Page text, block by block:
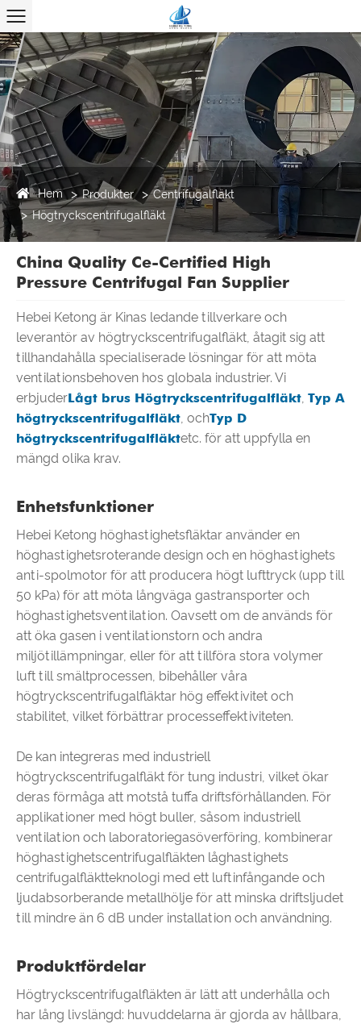
Hem Produkter
Centrifugalfläkt
Högtryckscentrifugalfläkt
China Quality Ce-Certified High
Pressure Centrifugal Fan Supplier
Hebei Ketong är Kinas ledande tillverkare och
leverantör av högtryckscentrifugalfläkt, åtagit sig att
tillhandahålla specialiserade lösningar för att möta
ventilationsbehoven hos globala industrier. Vi
erbjuderLågt brus Högtryckscentrifugalfläkt Typ A
högtryckscentrifugalfläkt , ochTyp D
högtryckscentrifugalfläktetc. för att uppfylla en
mängd olika krav.
Enhetsfunktioner
Hebei Ketong höghastighetsfläktar använder en
höghastighetsroterande design och en höghastighets
anti-spolmotor för att producera högt lufttryck (upp till
50 kPa) för att möta långväga gastransporter och
höghastighetsventilation. Oavsett om de används för
att öka gasen i ventilationstorn och andra
miljötillämpningar, eller för att tillföra stora volymer
luft till smältprocessen, bibehåller våra
högtryckscentrifugalfläktar hög effektivitet och
stabilitet, vilket förbättrar processeffektiviteten.
De kan integreras med industriell
högtryckscentrifugalfläkt för tung industri, vilket ökar
deras förmåga att motstå tuffa driftsförhållanden. För
applikationer med högt buller, såsom industriell
ventilation och laboratoriegasöverföring, kombinerar
höghastighetscentrifugalfläkten låghastighets
centrifugalfläktteknologi med ett luftinfångande och
ljudabsorberande metallhölje för att minska driftsljudet
till mindre än 6 dB under installation och användning.
Produktfördelar
Högtryckscentrifugalfläkten är lätt att underhålla och
har lång livslängd: huvuddelarna är gjorda av hållbara,